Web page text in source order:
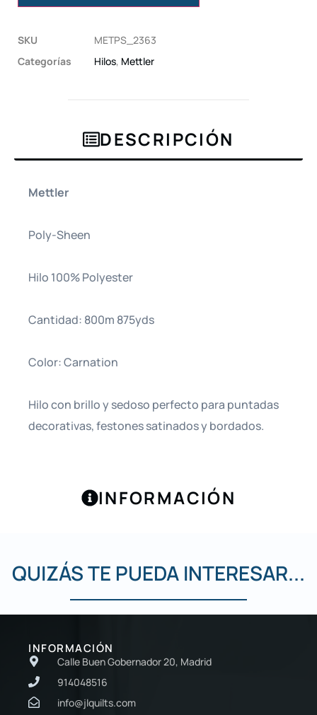
SKU
METPS_2363
Categorías
Hilos, Mettler
DESCRIPCIÓN
INFORMACIÓN
Mettler
Poly-Sheen
Hilo 100% Polyester
Cantidad: 800m 875yds
Color: Carnation
Hilo con brillo y sedoso perfecto para puntadas
decorativas, festones satinados y bordados.
QUIZÁS TE PUEDA INTERESAR...
INFORMACIÓN
Calle Buen Gobernador 20, Madrid
914048516
info@jlquilts.com